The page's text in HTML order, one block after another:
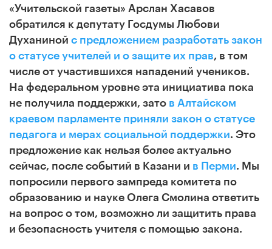
«Учительской газеты» Арслан Хасавов
обратился к депутату Госдумы Любови
Духаниной с предложением разработать закон
о статусе учителей и о защите их прав, в том
числе от участившихся нападений учеников.
На федеральном уровне эта инициатива пока
не получила поддержки, зато в Алтайском
краевом парламенте приняли закон о статусе
педагога и мерах социальной поддержки. Это
предложение как нельзя более актуально
сейчас, после событий в Казани и в Перми. Мы
попросили первого зампреда комитета по
образованию и науке Олега Смолина ответить
на вопрос о том, возможно ли защитить права
и безопасность учителя с помощью закона.